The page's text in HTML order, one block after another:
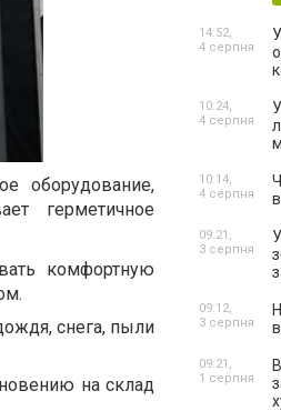
оборудование,
герметичное
комфортную
снега, пыли
на склад
14:52,
4 серпня
10:24,
4 серпня
10:14,
4 серпня
09:21,
3 серпня
09:12,
3 серпня
09:21,
1 серпня